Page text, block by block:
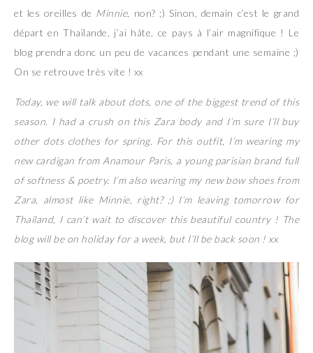
et les oreilles de Minnie, non? ;) Sinon, demain c’est le grand
départ en Thaïlande, j’ai hâte, ce pays à l’air magnifique ! Le
blog prendra donc un peu de vacances pendant une semaine ;)
On se retrouve très vite ! xx
Today, we will talk about dots, one of the biggest trend of this
season. I had a crush on this Zara body and I’m sure I’ll buy
other dots clothes for spring. For this outfit, I’m wearing my
new cardigan from Anamour Paris, a young parisian brand full
of softness & poetry. I’m also wearing my new bow shoes from
Zara, almost like Minnie, right? ;) I’m leaving tomorrow for
Thailand, I can’t wait to discover this beautiful country ! The
blog will be on holiday for a week, but I’ll be back soon ! xx